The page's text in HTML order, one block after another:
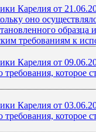
Карелия от
оно
требованиям к
Карелия от
которое
Карелия от
которое